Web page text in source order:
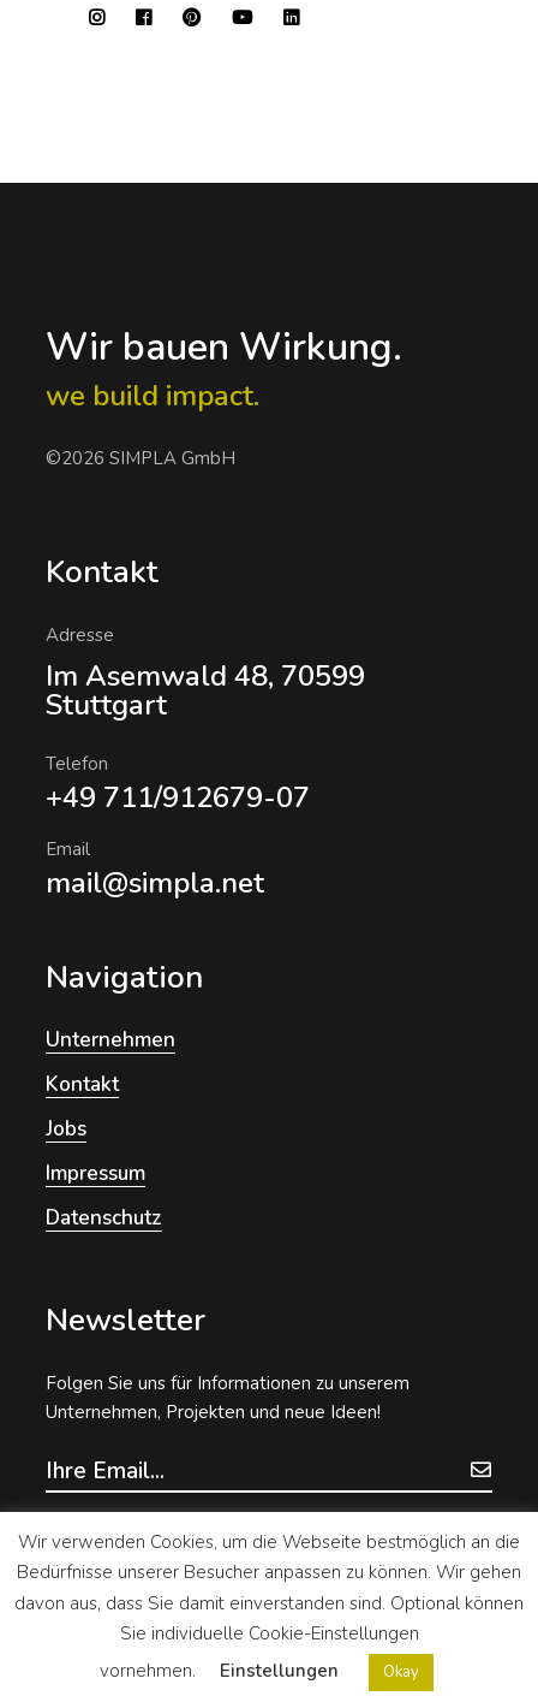
Wir bauen Wirkung.
we build impact.
©2026 SIMPLA GmbH
Kontakt
Adresse
Im Asemwald 48, 70599
Stuttgart
Telefon
+49 711/912679-07
Email
mail@simpla.net
Navigation
Unternehmen
Kontakt
Jobs
Impressum
Datenschutz
Newsletter
Folgen Sie uns für Informationen zu unserem
Unternehmen, Projekten und neue Ideen!
Wir verwenden Cookies, um die Webseite bestmöglich an die
Bedürfnisse unserer Besucher anpassen zu können. Wir gehen
davon aus, dass Sie damit einverstanden sind. Optional können
Sie individuelle Cookie-Einstellungen
vornehmen.
Einstellungen Okay